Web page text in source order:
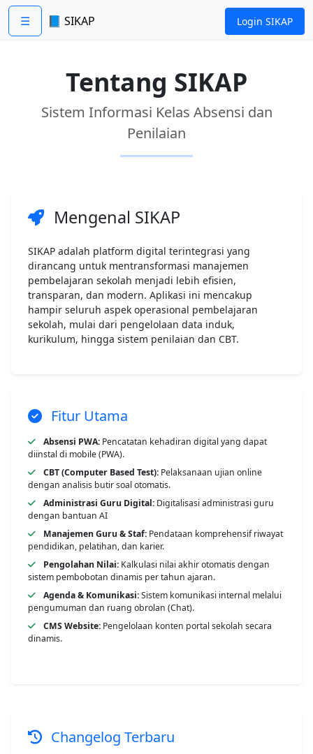
☰ 📘 SIKAP Login SIKAP
Tentang SIKAP
Sistem Informasi Kelas Absensi dan
Penilaian
Mengenal SIKAP
SIKAP adalah platform digital terintegrasi yang
dirancang untuk mentransformasi manajemen
pembelajaran sekolah menjadi lebih efisien,
transparan, dan modern. Aplikasi ini mencakup
hampir seluruh aspek operasional pembelajaran
sekolah, mulai dari pengelolaan data induk,
kurikulum, hingga sistem penilaian dan CBT.
Fitur Utama
Absensi PWA: Pencatatan kehadiran digital yang dapat
diinstal di mobile (PWA).
CBT (Computer Based Test): Pelaksanaan ujian online
dengan analisis butir soal otomatis.
Administrasi Guru Digital: Digitalisasi administrasi guru
dengan bantuan AI
Manajemen Guru & Staf: Pendataan komprehensif riwayat
pendidikan, pelatihan, dan karier.
Pengolahan Nilai: Kalkulasi nilai akhir otomatis dengan
sistem pembobotan dinamis per tahun ajaran.
Agenda & Komunikasi:Sistem komunikasi internal melalui
pengumuman dan ruang obrolan (Chat).
CMS Website: Pengelolaan konten portal sekolah secara
dinamis.
Changelog Terbaru